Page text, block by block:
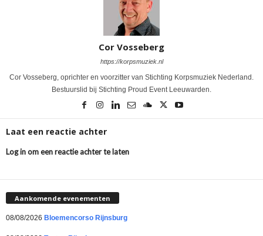
Cor Vosseberg
https://korpsmuziek.nl
Cor Vosseberg, oprichter en voorzitter van Stichting Korpsmuziek Nederland.
Bestuurslid bij Stichting Proud Event Leeuwarden.
Laat een reactie achter
Log in om een reactie achter te laten
Aankomende evenementen
08/08/2026 Bloemencorso Rijnsburg